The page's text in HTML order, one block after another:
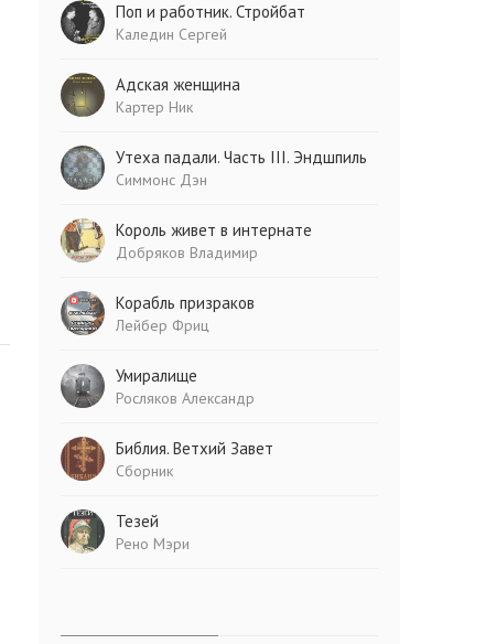
Поп и работник. Стройбат
Каледин Сергей
Адская женщина
Картер Ник
Утеха падали. Часть III. Эндшпиль
Симмонс Дэн
Король живет в интернате
Добряков Владимир
Корабль призраков
Лейбер Фриц
Умиралище
Росляков Александр
Библия. Ветхий Завет
Сборник
Тезей
Рено Мэри